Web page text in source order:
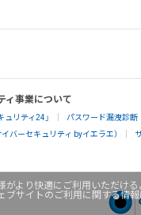
がより快適にご利用いただける
ブサイトのご利用に関する情
ィ事業について
リティ24」 パスワード漏洩診断
バーセキュリティ byイエラエ）